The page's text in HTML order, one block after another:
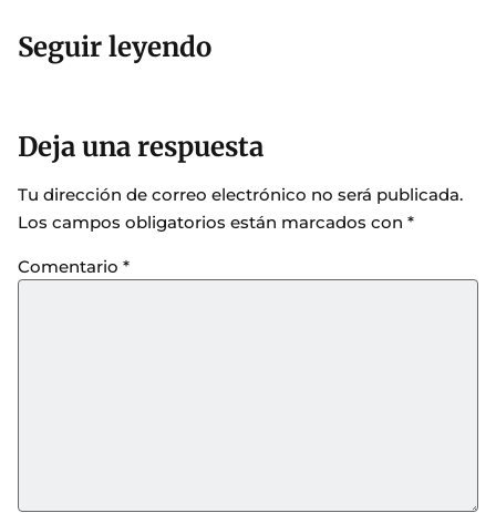
Seguir leyendo
Deja una respuesta
Tu dirección de correo electrónico no será publicada.
Los campos obligatorios están marcados con *
Comentario *